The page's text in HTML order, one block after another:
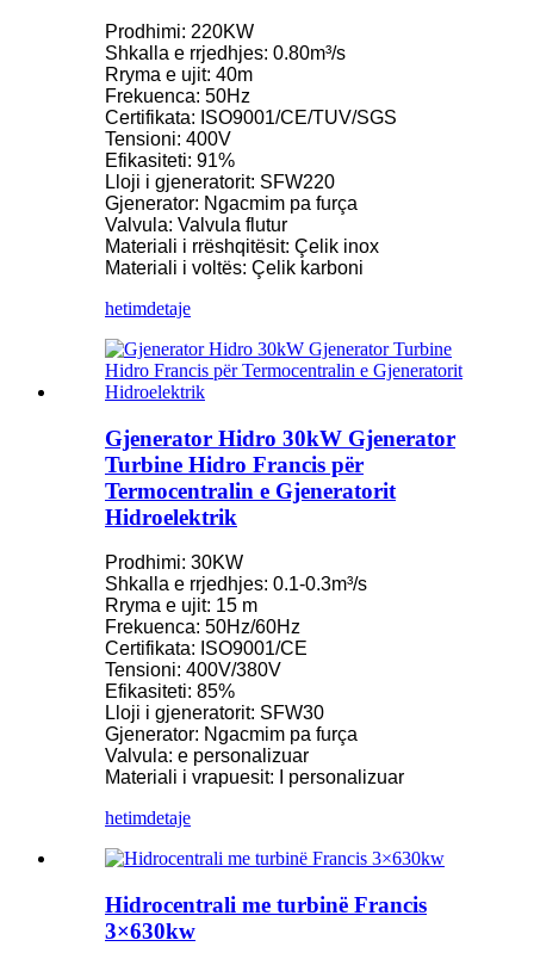
Prodhimi: 220KW
Shkalla e rrjedhjes: 0.80m³/s
Rryma e ujit: 40m
Frekuenca: 50Hz
Certifikata: ISO9001/CE/TUV/SGS
Tensioni: 400V
Efikasiteti: 91%
Lloji i gjeneratorit: SFW220
Gjenerator: Ngacmim pa furça
Valvula: Valvula flutur
Materiali i rrëshqitësit: Çelik inox
Materiali i voltës: Çelik karboni
hetimdetaje
Gjenerator Hidro 30kW Gjenerator
Turbine Hidro Francis për
Termocentralin e Gjeneratorit
Hidroelektrik
Prodhimi: 30KW
Shkalla e rrjedhjes: 0.1-0.3m³/s
Rryma e ujit: 15 m
Frekuenca: 50Hz/60Hz
Certifikata: ISO9001/CE
Tensioni: 400V/380V
Efikasiteti: 85%
Lloji i gjeneratorit: SFW30
Gjenerator: Ngacmim pa furça
Valvula: e personalizuar
Materiali i vrapuesit: I personalizuar
hetimdetaje
Hidrocentrali me turbinë Francis
3×630kw